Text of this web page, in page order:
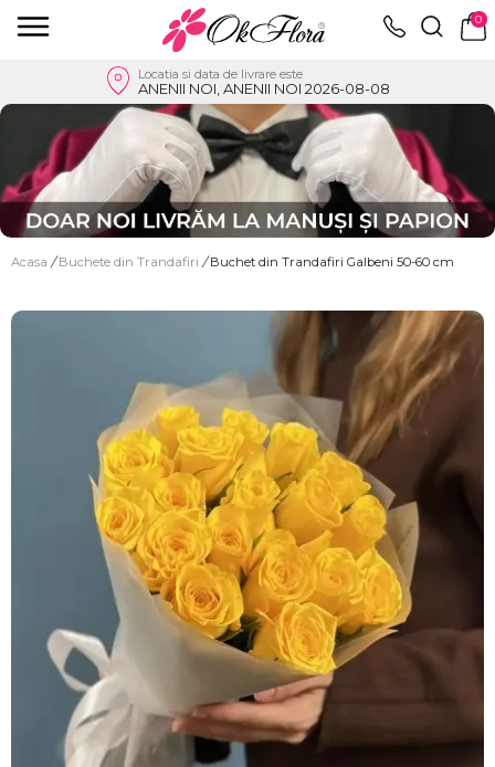
0
Locatia si data de livrare este
ANENII NOI, ANENII NOI 2026-08-08
Acasa / Buchete din Trandafiri / Buchet din Trandafiri Galbeni 50-60 cm